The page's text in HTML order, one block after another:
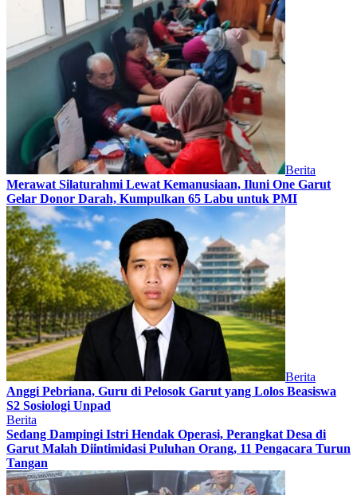
Berita
Merawat Silaturahmi Lewat Kemanusiaan, Iluni One Garut
Gelar Donor Darah, Kumpulkan 65 Labu untuk PMI
Berita
Anggi Pebriana, Guru di Pelosok Garut yang Lolos Beasiswa
S2 Sosiologi Unpad
Berita
Sedang Dampingi Istri Hendak Operasi, Perangkat Desa di
Garut Malah Diintimidasi Puluhan Orang, 11 Pengacara Turun
Tangan